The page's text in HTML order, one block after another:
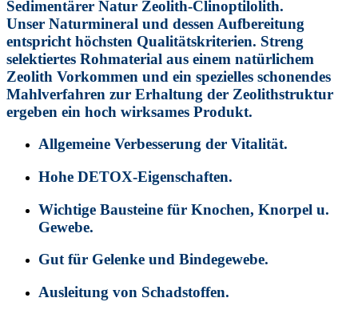
Sedimentärer Natur Zeolith-Clinoptilolith.
Unser Naturmineral und dessen Aufbereitung
entspricht höchsten Qualitätskriterien. Streng
selektiertes Rohmaterial aus einem natürlichem
Zeolith Vorkommen und ein spezielles schonendes
Mahlverfahren zur Erhaltung der Zeolithstruktur
ergeben ein hoch wirksames Produkt.
Allgemeine Verbesserung der Vitalität.
Hohe DETOX-Eigenschaften.
Wichtige Bausteine für Knochen, Knorpel u.
Gewebe.
Gut für Gelenke und Bindegewebe.
Ausleitung von Schadstoffen.